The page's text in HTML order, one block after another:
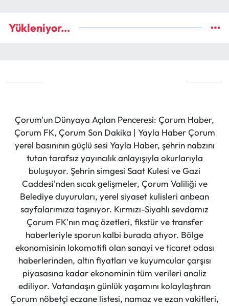
Yükleniyor...
Çorum'un Dünyaya Açılan Penceresi: Çorum Haber,
Çorum FK, Çorum Son Dakika | Yayla Haber Çorum
yerel basınının güçlü sesi Yayla Haber, şehrin nabzını
tutan tarafsız yayıncılık anlayışıyla okurlarıyla
buluşuyor. Şehrin simgesi Saat Kulesi ve Gazi
Caddesi'nden sıcak gelişmeler, Çorum Valiliği ve
Belediye duyuruları, yerel siyaset kulisleri anbean
sayfalarımıza taşınıyor. Kırmızı-Siyahlı sevdamız
Çorum FK'nın maç özetleri, fikstür ve transfer
haberleriyle sporun kalbi burada atıyor. Bölge
ekonomisinin lokomotifi olan sanayi ve ticaret odası
haberlerinden, altın fiyatları ve kuyumcular çarşısı
piyasasına kadar ekonominin tüm verileri analiz
ediliyor. Vatandaşın günlük yaşamını kolaylaştıran
Çorum nöbetçi eczane listesi, namaz ve ezan vakitleri,